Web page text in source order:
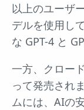
以上のユーザ
デルを使用し
な GPT-4 と
一方、クロー
って発売され
ムには、AIの